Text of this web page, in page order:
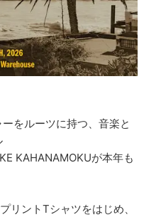
をルーツに持つ、音楽と
KAHANAMOKUが本年も
リントTシャツをはじめ、